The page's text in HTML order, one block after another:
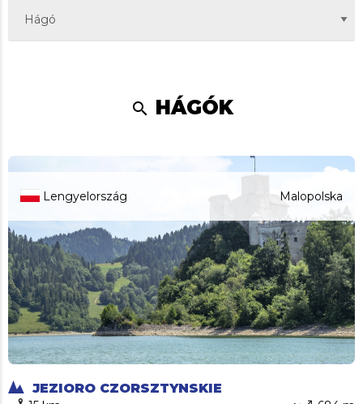
search HÁGÓK
JEZIORO CZORSZTYNSKIE
Lengyelország Malopolska